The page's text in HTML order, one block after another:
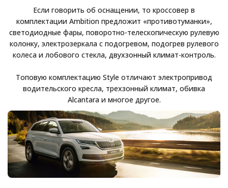
Если говорить об оснащении, то кроссовер в
комплектации Ambition предложит «противотуманки»,
светодиодные фары, поворотно-телескопическую рулевую
колонку, электрозеркала с подогревом, подогрев рулевого
колеса и лобового стекла, двухзонный климат-контроль.
Топовую комплектацию Style отличают электропривод
водительского кресла, трехзонный климат, обивка
Alcantara и многое другое.